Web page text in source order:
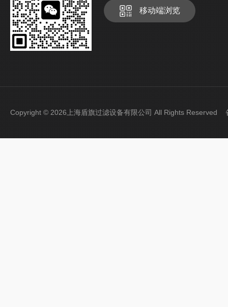
移动端浏览
Copyright © 2026上海盾旗过滤设备有限公司 All Rights Reserved